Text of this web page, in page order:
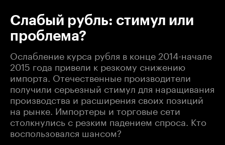
Слабый рубль: стимул или
проблема?
Ослабление курса рубля в конце 2014-начале
2015 года привели к резкому снижению
импорта. Отечественные производители
получили серьезный стимул для наращивания
производства и расширения своих позиций
на рынке. Импортеры и торговые сети
столкнулись с резким падением спроса. Кто
воспользовался шансом?